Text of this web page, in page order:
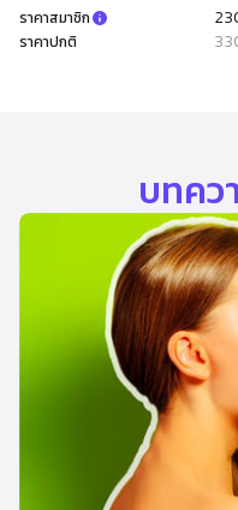
ราคาสมาชิก
ราคาปกติ
บทคว